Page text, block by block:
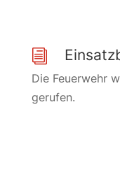
i
Die Feuerwehr
gerufen.